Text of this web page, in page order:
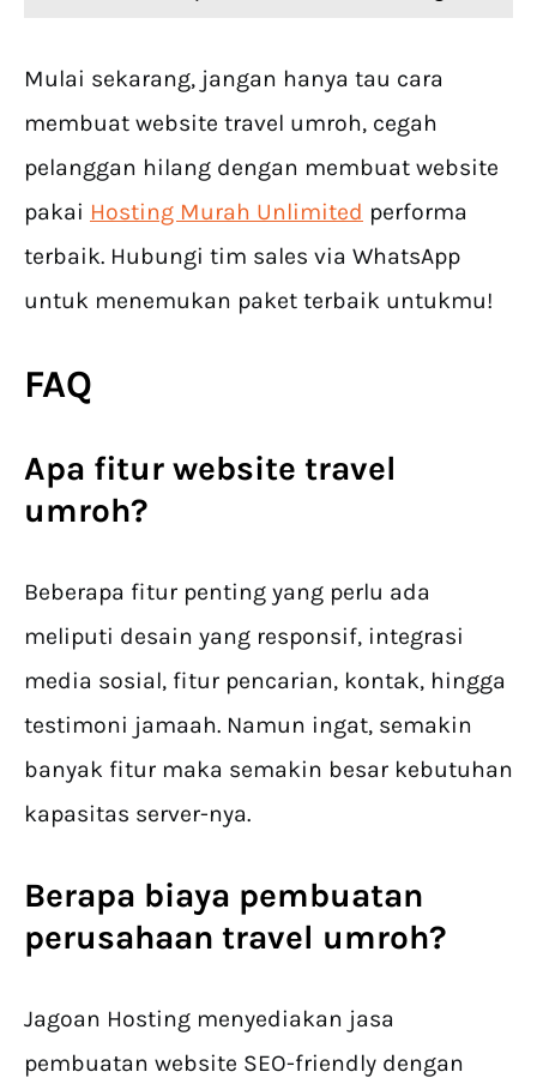
Mulai sekarang, jangan hanya tau cara
membuat website travel umroh, cegah
pelanggan hilang dengan membuat website
pakai Hosting Murah Unlimited performa
terbaik. Hubungi tim sales via WhatsApp
untuk menemukan paket terbaik untukmu!
FAQ
Apa fitur website travel
umroh?
Beberapa fitur penting yang perlu ada
meliputi desain yang responsif, integrasi
media sosial, fitur pencarian, kontak, hingga
testimoni jamaah. Namun ingat, semakin
banyak fitur maka semakin besar kebutuhan
kapasitas server-nya.
Berapa biaya pembuatan
perusahaan travel umroh?
Jagoan Hosting menyediakan jasa
pembuatan website SEO-friendly dengan